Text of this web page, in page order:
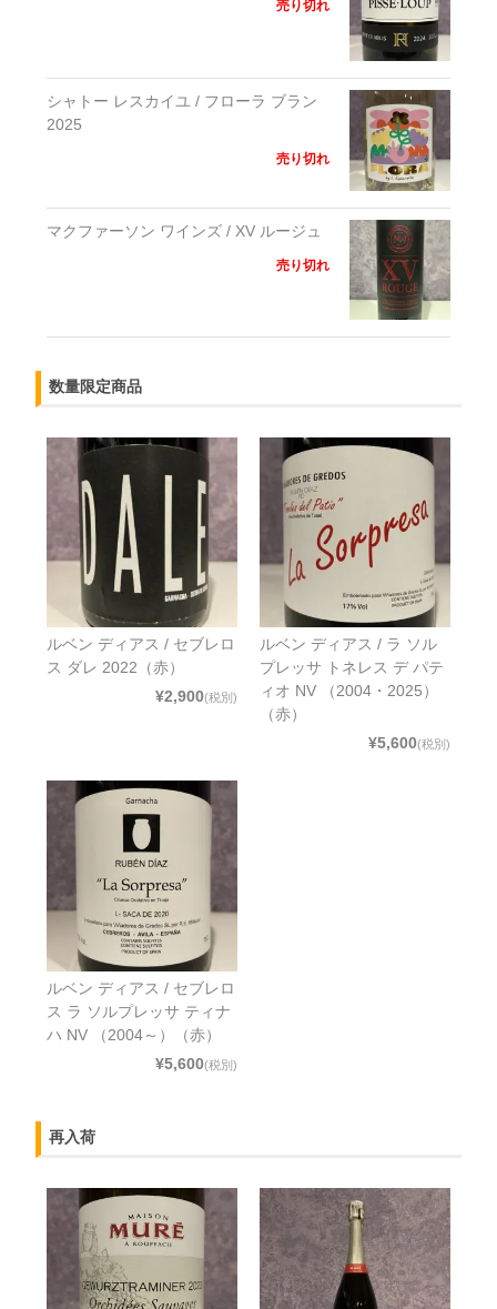
売り切れ
シャトー レスカイユ / フローラ ブラン
2025
売り切れ
マクファーソン ワインズ / XV ルージュ
売り切れ
数量限定商品
ルベン ディアス / セブレロ
ス ダレ 2022（赤）
¥2,900(税別)
ルベン ディアス / ラ ソル
プレッサ トネレス デ パテ
ィオ NV （2004・2025）
（赤）
¥5,600(税別)
ルベン ディアス / セブレロ
ス ラ ソルプレッサ ティナ
ハ NV （2004～）（赤）
¥5,600(税別)
再入荷